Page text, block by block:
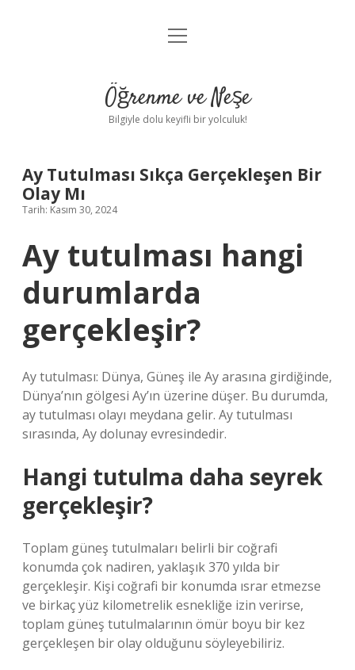
Anasayfa
Yasal Uyarı
menüyü
Öğrenme ve Neşe
Bilgiyle dolu keyifli bir yolculuk!
Ay Tutulması Sıkça Gerçekleşen Bir
Olay Mı
Tarih: Kasım 30, 2024
Ay tutulması hangi
durumlarda
gerçekleşir?
Ay tutulması: Dünya, Güneş ile Ay arasına girdiğinde,
Dünya’nın gölgesi Ay’ın üzerine düşer. Bu durumda,
ay tutulması olayı meydana gelir. Ay tutulması
sırasında, Ay dolunay evresindedir.
Hangi tutulma daha seyrek
gerçekleşir?
Toplam güneş tutulmaları belirli bir coğrafi
konumda çok nadiren, yaklaşık 370 yılda bir
gerçekleşir. Kişi coğrafi bir konumda ısrar etmezse
ve birkaç yüz kilometrelik esnekliğe izin verirse,
toplam güneş tutulmalarının ömür boyu bir kez
gerçekleşen bir olay olduğunu söyleyebiliriz.